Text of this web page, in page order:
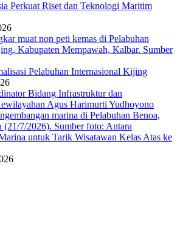
Perkuat Riset dan Teknologi Maritim
Pelabuhan Internasional Kijing
untuk Tarik Wisatawan Kelas Atas ke